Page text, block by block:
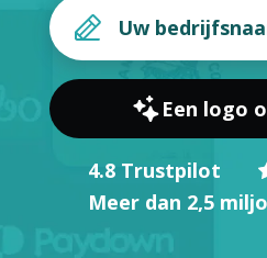
Een logo
4.8 Trustpilot
Meer dan 2,5